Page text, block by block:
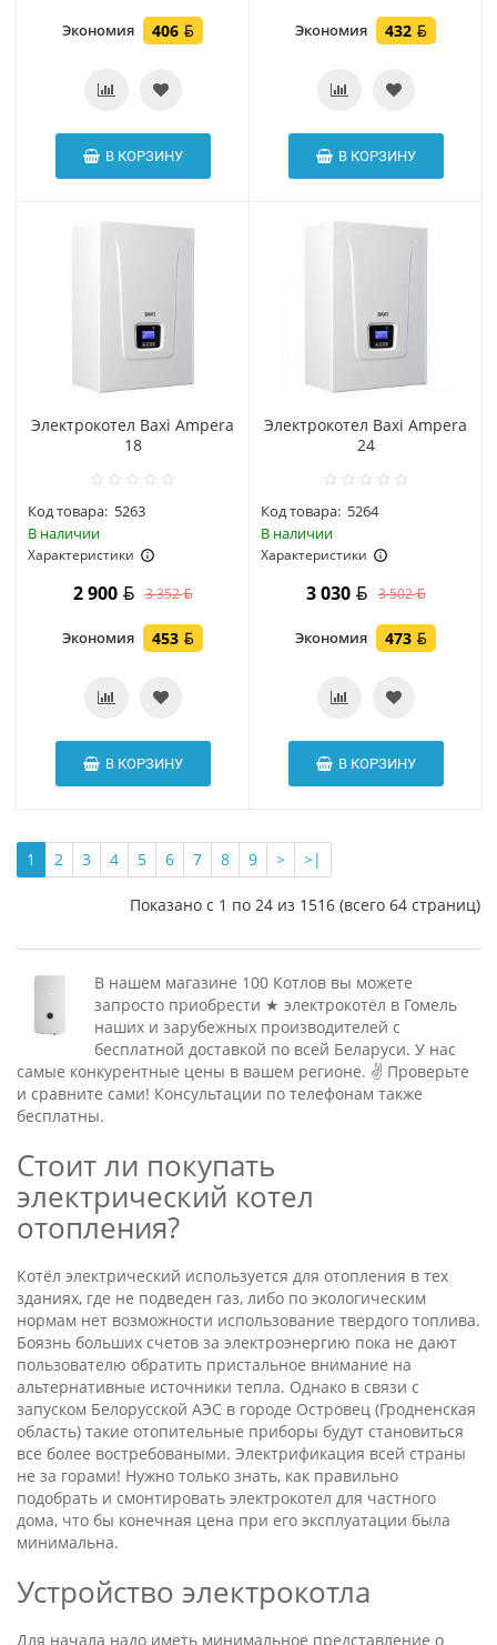
Экономия 406
В КОРЗИНУ
Экономия 432
В КОРЗИНУ
Электрокотел Baxi Ampera
18
Код товара: 5263
В наличии
Характеристики
2 900 3 352
Экономия 453
В КОРЗИНУ
Электрокотел Baxi Ampera
24
Код товара: 5264
В наличии
Характеристики
3 030 3 502
Экономия 473
В КОРЗИНУ
1 2 3 4 5 6 7 8 9 > >|
Показано с 1 по 24 из 1516 (всего 64 страниц)
В нашем магазине 100 Котлов вы можете
запросто приобрести ★ электрокотёл в Гомель
наших и зарубежных производителей с
бесплатной доставкой по всей Беларуси. У нас
самые конкурентные цены в вашем регионе. ✌ Проверьте
и сравните сами! Консультации по телефонам также
бесплатны.
Стоит ли покупать
электрический котел
отопления?
Котёл электрический используется для отопления в тех
зданиях, где не подведен газ, либо по экологическим
нормам нет возможности использование твердого топлива.
Боязнь больших счетов за электроэнергию пока не дают
пользователю обратить пристальное внимание на
альтернативные источники тепла. Однако в связи с
запуском Белорусской АЭС в городе Островец (Гродненская
область) такие отопительные приборы будут становиться
все более востребоваными. Электрификация всей страны
не за горами! Нужно только знать, как правильно
подобрать и смонтировать электрокотел для частного
дома, что бы конечная цена при его эксплуатации была
минимальна.
Устройство электрокотла
Для начала надо иметь минимальное представление о